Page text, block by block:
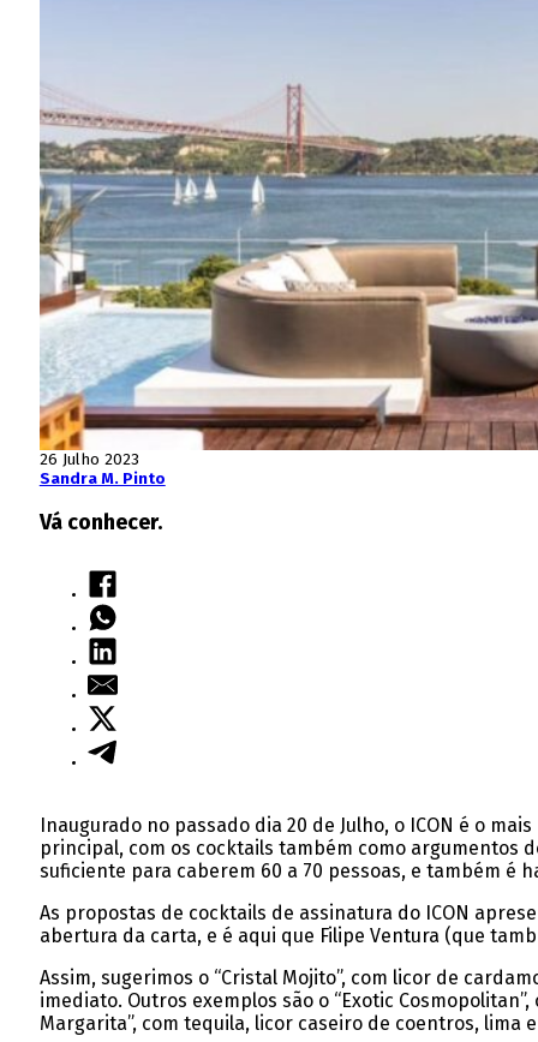
26 Julho 2023
Sandra M. Pinto
Vá conhecer.
Inaugurado no passado dia 20 de Julho, o ICON é o
principal, com os cocktails também como argumentos
suficiente para caberem 60 a 70 pessoas, e também é
As propostas de cocktails de assinatura do ICON
abertura da carta, e é aqui que Filipe Ventura (que
Assim, sugerimos o “Cristal Mojito”, com licor de
imediato. Outros exemplos são o “Exotic
Margarita”, com tequila, licor caseiro de coentros, lima